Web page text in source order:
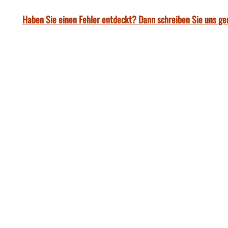
Haben Sie einen Fehler entdeckt? Dann schreiben Sie uns